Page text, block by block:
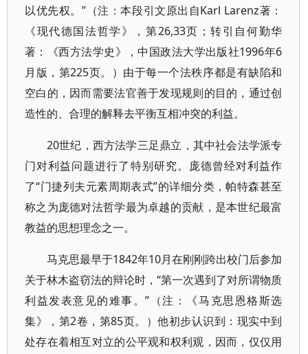
以优先权。”（注：本段引文原出自Karl Larenz著：
《现代德国法哲学》，第26,33页；转引自何勤华
著：《西方法学史》，中国政法大学出版社1996年6
月版，第225页。）由于每一个法秩序都是有缺陷和
空白的，因而需要法官善于发现规则的目的，通过创
造性的、合理的解释去平衡互相冲突的利益。
20世纪，西方法学三足鼎立，其中社会法学派专
门对利益问题进行了特别研究。庞德曾经对利益作
了“门捷列夫元素周期表式”的详细分类，帕特森甚至
称之为庞德对法哲学最为卓越的贡献，是本世纪最富
教益的思想理念之一。
马克思最早于1842年10月在刚刚跨出校门后参加
关于林木盗窃法的辩论时，“第一次遇到了对所谓物质
利益发表意见的难事。”（注：《马克思恩格斯选
集》，第2卷，第85页。）他初步认识到：现实中到
处存在着相互对立的公平观和权利观，因而，仅仅用